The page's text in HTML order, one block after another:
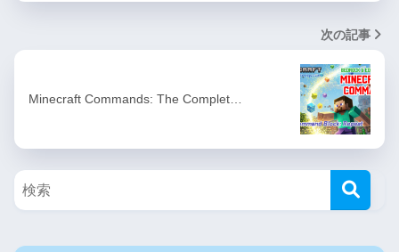
次の記事
Minecraft Commands: The Complet…